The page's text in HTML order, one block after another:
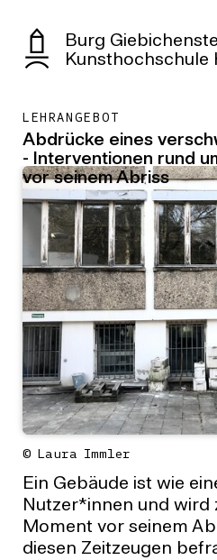
Burg
Kunsthochschule
LEHRANGEBOT
Abdrücke eines
- Interventionen rund
vor seinem Abriss
© Laura Immler
Ein Gebäude ist wie
Nutzer*innen und wird
Moment vor seinem
diesen Zeitzeugen